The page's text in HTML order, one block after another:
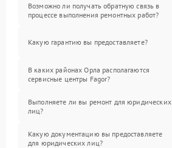
Возможно ли получать обратную связь в
процессе выполнения ремонтных работ?
Какую гарантию вы предоставляете?
В каких районах Орла располагаются
сервисные центры Fagor?
Выполняете ли вы ремонт для юридических
лиц?
Какую документацию вы предоставляете
для юридических лиц?